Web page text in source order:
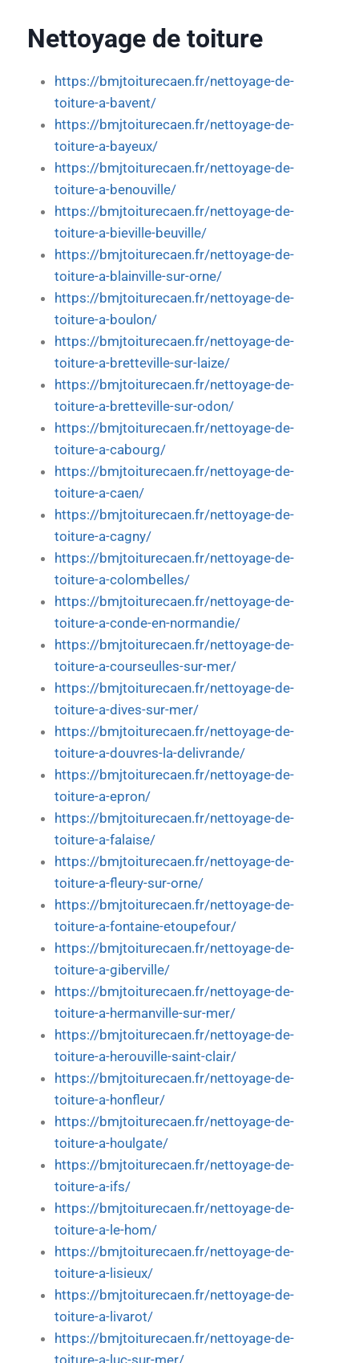
Nettoyage de toiture
https://bmjtoiturecaen.fr/nettoyage-de-
toiture-a-bavent/
https://bmjtoiturecaen.fr/nettoyage-de-
toiture-a-bayeux/
https://bmjtoiturecaen.fr/nettoyage-de-
toiture-a-benouville/
https://bmjtoiturecaen.fr/nettoyage-de-
toiture-a-bieville-beuville/
https://bmjtoiturecaen.fr/nettoyage-de-
toiture-a-blainville-sur-orne/
https://bmjtoiturecaen.fr/nettoyage-de-
toiture-a-boulon/
https://bmjtoiturecaen.fr/nettoyage-de-
toiture-a-bretteville-sur-laize/
https://bmjtoiturecaen.fr/nettoyage-de-
toiture-a-bretteville-sur-odon/
https://bmjtoiturecaen.fr/nettoyage-de-
toiture-a-cabourg/
https://bmjtoiturecaen.fr/nettoyage-de-
toiture-a-caen/
https://bmjtoiturecaen.fr/nettoyage-de-
toiture-a-cagny/
https://bmjtoiturecaen.fr/nettoyage-de-
toiture-a-colombelles/
https://bmjtoiturecaen.fr/nettoyage-de-
toiture-a-conde-en-normandie/
https://bmjtoiturecaen.fr/nettoyage-de-
toiture-a-courseulles-sur-mer/
https://bmjtoiturecaen.fr/nettoyage-de-
toiture-a-dives-sur-mer/
https://bmjtoiturecaen.fr/nettoyage-de-
toiture-a-douvres-la-delivrande/
https://bmjtoiturecaen.fr/nettoyage-de-
toiture-a-epron/
https://bmjtoiturecaen.fr/nettoyage-de-
toiture-a-falaise/
https://bmjtoiturecaen.fr/nettoyage-de-
toiture-a-fleury-sur-orne/
https://bmjtoiturecaen.fr/nettoyage-de-
toiture-a-fontaine-etoupefour/
https://bmjtoiturecaen.fr/nettoyage-de-
toiture-a-giberville/
https://bmjtoiturecaen.fr/nettoyage-de-
toiture-a-hermanville-sur-mer/
https://bmjtoiturecaen.fr/nettoyage-de-
toiture-a-herouville-saint-clair/
https://bmjtoiturecaen.fr/nettoyage-de-
toiture-a-honfleur/
https://bmjtoiturecaen.fr/nettoyage-de-
toiture-a-houlgate/
https://bmjtoiturecaen.fr/nettoyage-de-
toiture-a-ifs/
https://bmjtoiturecaen.fr/nettoyage-de-
toiture-a-le-hom/
https://bmjtoiturecaen.fr/nettoyage-de-
toiture-a-lisieux/
https://bmjtoiturecaen.fr/nettoyage-de-
toiture-a-livarot/
https://bmjtoiturecaen.fr/nettoyage-de-
toiture-a-luc-sur-mer/